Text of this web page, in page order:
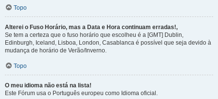
Topo
Alterei o Fuso Horário, mas a Data e Hora continuam erradas!,
Se tem a certeza que o fuso horário que escolheu é a [GMT] Dublin,
Edinburgh, Iceland, Lisboa, London, Casablanca é possível que seja devido à
mudança de horário de Verão/Inverno.
Topo
O meu idioma não está na lista!
Este Fórum usa o Português europeu como Idioma oficial.